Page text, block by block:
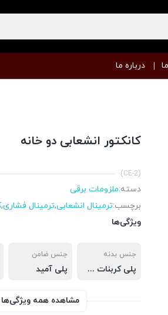
درباره ما
کانکتور انشعابی دو خانه
(CE-2)
دسته:ملزومات برقی
برچسب:ترمینال انشعابی,ترمینال فشاری,
ویژگی‌ها
جنس بدنه
پلی کربنات شفاف
جنس ضامن
پلی آميد
مشاهده همه ویژگی‌ها